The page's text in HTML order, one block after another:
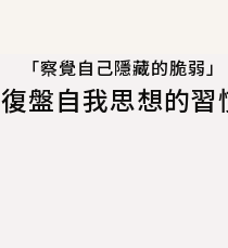
「察覺自己隱藏的脆弱」
復盤自我思想的習